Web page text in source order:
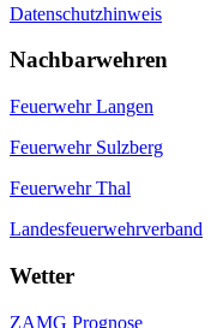
Datenschutzhinweis
Nachbarwehren
Feuerwehr Langen
Feuerwehr Sulzberg
Feuerwehr Thal
Landesfeuerwehrverband
Wetter
ZAMG Prognose